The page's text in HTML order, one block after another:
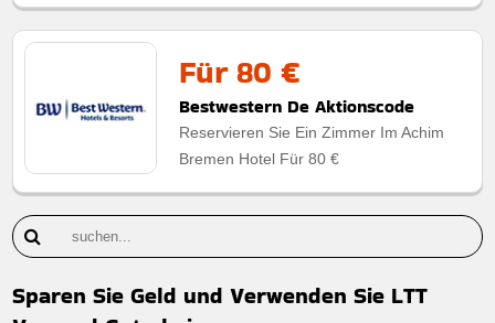
Für 80 €
Bestwestern De Aktionscode
Reservieren Sie Ein Zimmer Im Achim
Bremen Hotel Für 80 €
Sparen Sie Geld und Verwenden Sie LTT